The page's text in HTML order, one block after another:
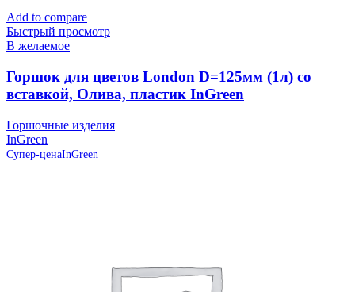
Add to compare
Быстрый просмотр
В желаемое
Горшок для цветов London D=125мм (1л) со
вставкой, Олива, пластик InGreen
Горшочные изделия
InGreen
Супер-ценаInGreen